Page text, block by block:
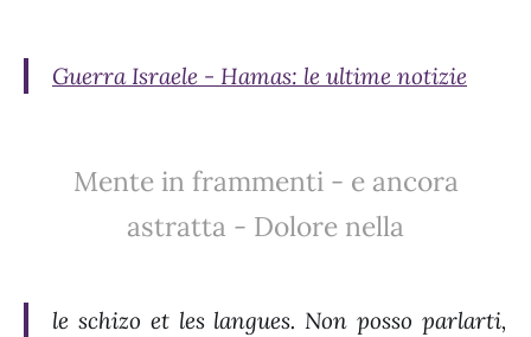
Guerra Israele - Hamas: le ultime notizie
Mente in frammenti - e ancora
astratta - Dolore nella
le schizo et les langues. Non posso parlarti,